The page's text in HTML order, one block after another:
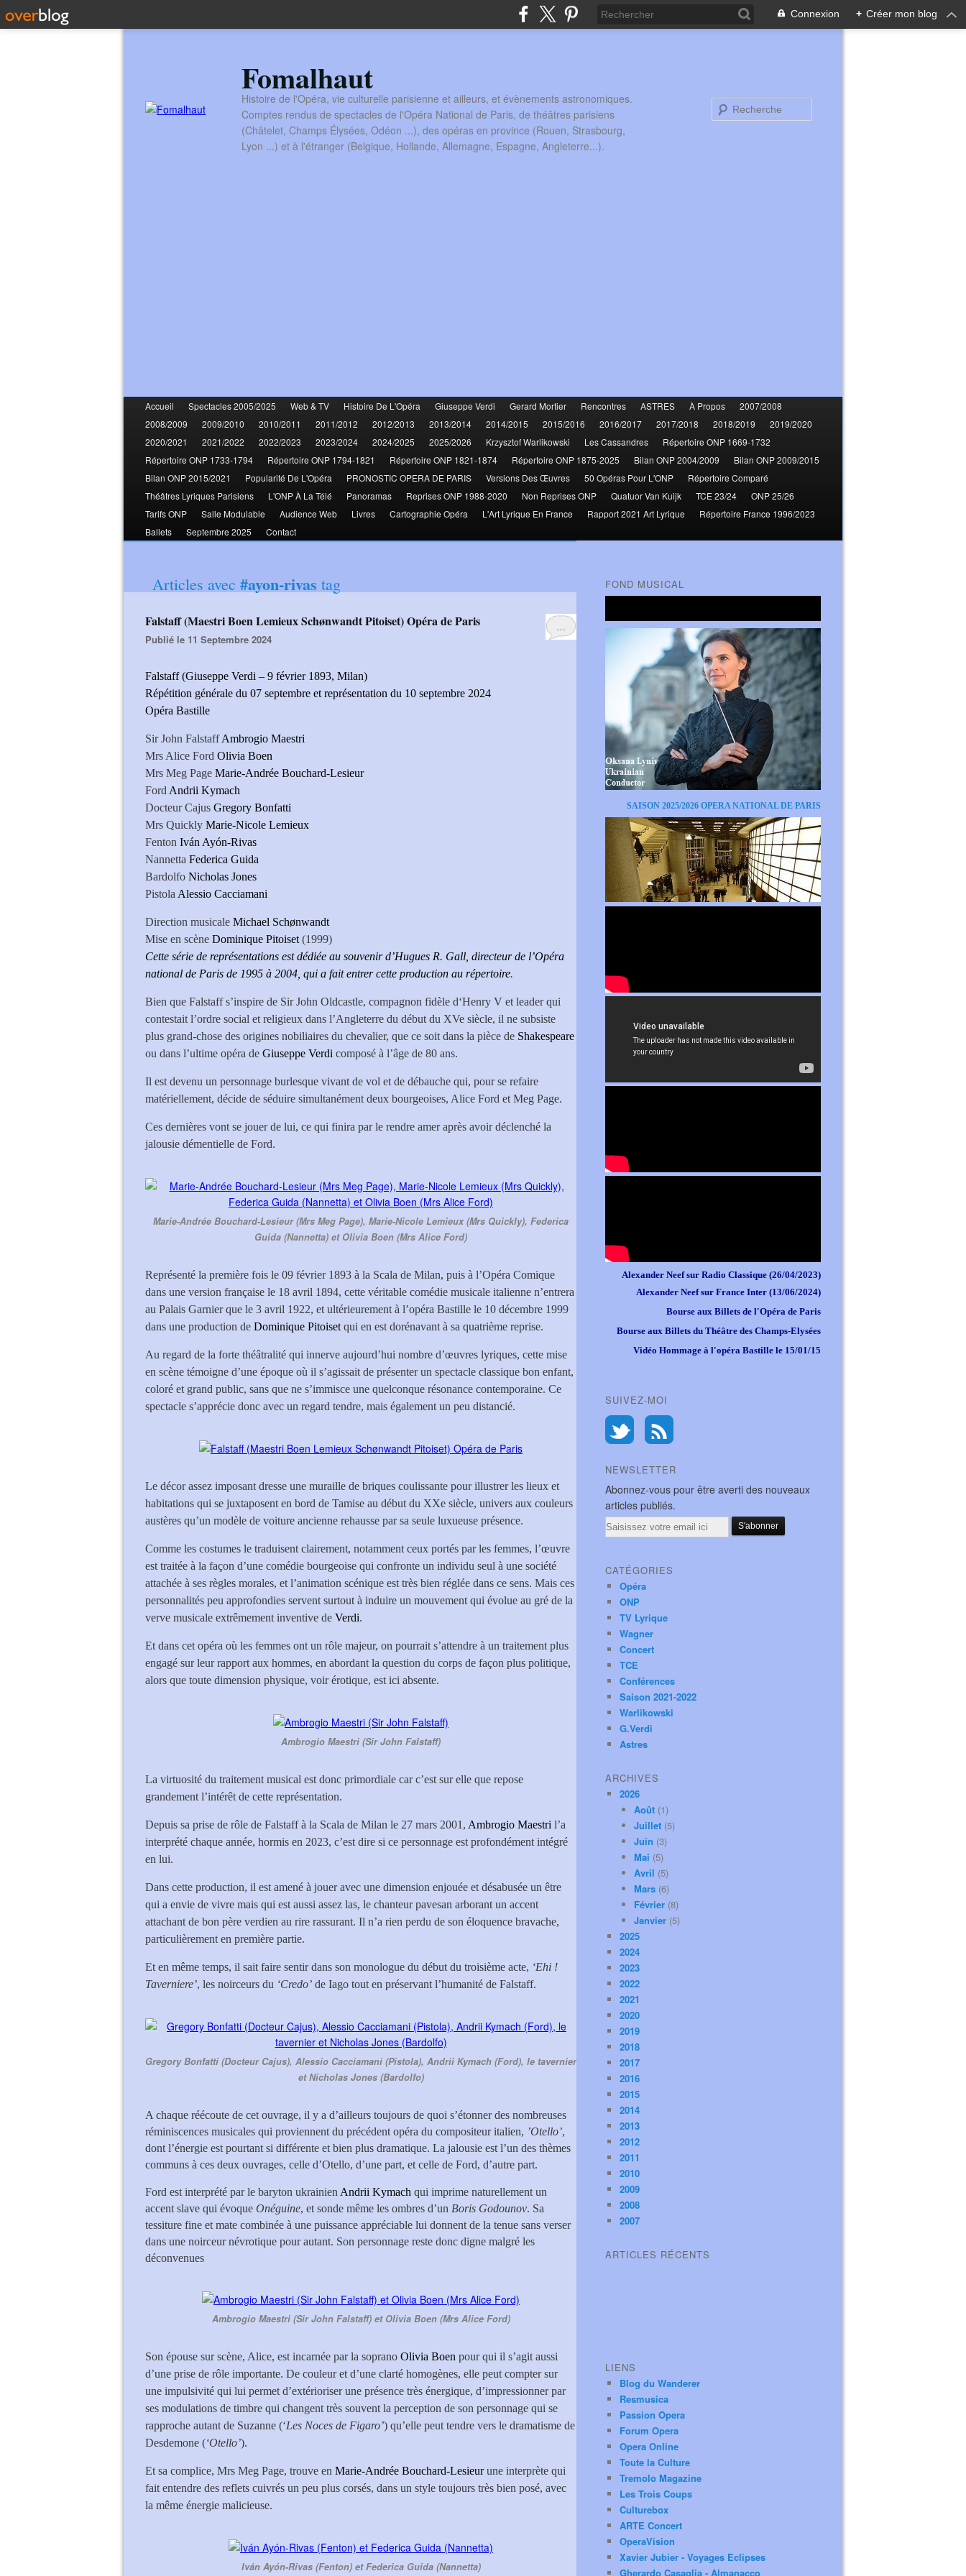
Connexion + Créer mon blog
Fomalhaut
Histoire de l'Opéra, vie culturelle parisienne et ailleurs, et évènements astronomiques.
Comptes rendus de spectacles de l'Opéra National de Paris, de théâtres parisiens
(Châtelet, Champs Élysées, Odéon ...), des opéras en province (Rouen, Strasbourg,
Lyon ...) et à l'étranger (Belgique, Hollande, Allemagne, Espagne, Angleterre...).
Accueil Spectacles 2005/2025 Web & TV Histoire De L'Opéra Giuseppe Verdi Gerard Mortier Rencontres ASTRES À Propos
2007/2008
2008/2009
2009/2010 2010/2011 2011/2012 2012/2013 2013/2014 2014/2015 2015/2016 2016/2017 2017/2018 2018/2019
2019/2020
2020/2021
2021/2022 2022/2023 2023/2024 2024/2025 2025/2026 Krzysztof Warlikowski Les Cassandres
Répertoire ONP 1669-1732
Répertoire ONP 1733-1794
Répertoire ONP 1794-1821 Répertoire ONP 1821-1874 Répertoire ONP 1875-2025 Bilan ONP 2004/2009
Bilan ONP 2009/2015
Bilan ONP 2015/2021
Popularité De L'Opéra PRONOSTIC OPERA DE PARIS Versions Des Œuvres 50 Opéras Pour L'ONP
Répertoire Comparé
Théâtres Lyriques Parisiens
L'ONP À La Télé Panoramas Reprises ONP 1988-2020 Non Reprises ONP Quatuor Van Kuijk TCE 23/24
ONP 25/26
Tarifs ONP
Salle Modulable Audience Web Livres Cartographie Opéra L'Art Lyrique En France Rapport 2021 Art Lyrique
Répertoire France 1996/2023
Ballets
Septembre 2025 Contact
Articles avec #ayon-rivas tag
…
Falstaff (Maestri Boen Lemieux Schønwandt Pitoiset) Opéra de Paris
Publié le 11 Septembre 2024
Falstaff (Giuseppe Verdi – 9 février 1893, Milan)
Répétition générale du 07 septembre et représentation du 10 septembre 2024
Opéra Bastille
Sir John FalstaffAmbrogio Maestri
Mrs Alice Ford Olivia Boen
Mrs Meg Page Marie-Andrée Bouchard-Lesieur
Ford Andrii Kymach
Docteur Cajus Gregory Bonfatti
Mrs Quickly Marie-Nicole Lemieux
Fenton Iván Ayón-Rivas
Nannetta Federica Guida
Bardolfo Nicholas Jones
Pistola Alessio Cacciamani
Direction musicale Michael Schønwandt
Mise en scène Dominique Pitoiset (1999)
Cette série de représentations est dédiée au souvenir d’Hugues R. Gall, directeur de l’Opéra
national de Paris de 1995 à 2004, qui a fait entrer cette production au répertoire.
Bien que Falstaff s’inspire de Sir John Oldcastle, compagnon fidèle d‘Henry V et leader qui
contestait l’ordre social et religieux dans l’Angleterre du début du XVe siècle, il ne subsiste
plus grand-chose des origines nobiliaires du chevalier, que ce soit dans la pièce de Shakespeare
ou dans l’ultime opéra de Giuseppe Verdi composé à l’âge de 80 ans.
Il est devenu un personnage burlesque vivant de vol et de débauche qui, pour se refaire
matériellement, décide de séduire simultanément deux bourgeoises, Alice Ford et Meg Page.
Ces dernières vont se jouer de lui, ce qui finira par le rendre amer après avoir déclenché la
jalousie démentielle de Ford.
Marie-Andrée Bouchard-Lesieur (Mrs Meg Page), Marie-Nicole Lemieux (Mrs Quickly), Federica
Guida (Nannetta) et Olivia Boen (Mrs Alice Ford)
Représenté la première fois le 09 février 1893 à la Scala de Milan, puis à l’Opéra Comique
dans une version française le 18 avril 1894, cette véritable comédie musicale italienne n’entrera
au Palais Garnier que le 3 avril 1922, et ultérieurement à l’opéra Bastille le 10 décembre 1999
dans une production de Dominique Pitoiset qui en est dorénavant à sa quatrième reprise.
Au regard de la forte théâtralité qui innerve aujourd’hui nombre d’œuvres lyriques, cette mise
en scène témoigne d’une époque où il s’agissait de présenter un spectacle classique bon enfant,
coloré et grand public, sans que ne s’immisce une quelconque résonance contemporaine. Ce
spectacle s’apprécie donc avec un regard tendre, mais également un peu distancié.
Le décor assez imposant dresse une muraille de briques coulissante pour illustrer les lieux et
habitations qui se juxtaposent en bord de Tamise au début du XXe siècle, univers aux couleurs
austères qu’un modèle de voiture ancienne rehausse par sa seule luxueuse présence.
Comme les costumes le traduisent clairement, notamment ceux portés par les femmes, l’œuvre
est traitée à la façon d’une comédie bourgeoise qui confronte un individu seul à une société
attachée à ses règles morales, et l’animation scénique est très bien réglée dans ce sens. Mais ces
personnalités peu approfondies servent surtout à induire un mouvement qui évolue au gré de la
verve musicale extrêmement inventive de Verdi.
Et dans cet opéra où les femmes ont un rôle majeur, on pourrait s’attendre à un traitement plus
engagé sur leur rapport aux hommes, en abordant la question du corps de façon plus politique,
alors que toute dimension physique, voir érotique, est ici absente.
Ambrogio Maestri (Sir John Falstaff)
La virtuosité du traitement musical est donc primordiale car c’est sur elle que repose
grandement l’intérêt de cette représentation.
Depuis sa prise de rôle de Falstaff à la Scala de Milan le 27 mars 2001, Ambrogio Maestri l’a
interprété chaque année, hormis en 2023, c’est dire si ce personnage est profondément intégré
en lui.
Dans cette production, il est amené à jouer avec une dimension enjouée et désabusée un être
qui a envie de vivre mais qui est aussi assez las, le chanteur pavesan arborant un accent
attachant de bon père verdien au rire rassurant. Il n’a rien perdu de son éloquence bravache,
particulièrement en première partie.
Et en même temps, il sait faire sentir dans son monologue du début du troisième acte, ‘Ehi !
Taverniere’, les noirceurs du ‘Credo’ de Iago tout en préservant l’humanité de Falstaff.
Gregory Bonfatti (Docteur Cajus), Alessio Cacciamani (Pistola), Andrii Kymach (Ford), le tavernier
et Nicholas Jones (Bardolfo)
A chaque réécoute de cet ouvrage, il y a d’ailleurs toujours de quoi s’étonner des nombreuses
réminiscences musicales qui proviennent du précédent opéra du compositeur italien, ’Otello’,
dont l’énergie est pourtant si différente et bien plus dramatique. La jalousie est l’un des thèmes
communs à ces deux ouvrages, celle d’Otello, d’une part, et celle de Ford, d’autre part.
Ford est interprété par le baryton ukrainien Andrii Kymach qui imprime naturellement un
accent slave qui évoque Onéguine, et sonde même les ombres d’un Boris Godounov. Sa
tessiture fine et mate combinée à une puissance appréciable lui donnent de la tenue sans verser
dans une noirceur névrotique pour autant. Son personnage reste donc digne malgré les
déconvenues
Ambrogio Maestri (Sir John Falstaff) et Olivia Boen (Mrs Alice Ford)
Son épouse sur scène, Alice, est incarnée par la soprano Olivia Boen pour qui il s’agit aussi
d’une prise de rôle importante. De couleur et d’une clarté homogènes, elle peut compter sur
une impulsivité qui lui permet d’extérioriser une présence très énergique, d’impressionner par
ses modulations de timbre qui changent très souvent la perception de son personnage qui se
rapproche autant de Suzanne (‘Les Noces de Figaro’) qu’elle peut tendre vers le dramatisme de
Desdemone (‘Otello’).
Et sa complice, Mrs Meg Page, trouve en Marie-Andrée Bouchard-Lesieurune interprète qui
fait entendre des reflets cuivrés un peu plus corsés, dans un style toujours très bien posé, avec
la même énergie malicieuse.
Iván Ayón-Rivas (Fenton) et Federica Guida (Nannetta)
FOND MUSICAL
SAISON 2025/2026 OPERA NATIONAL DE PARIS
Alexander Neef sur Radio Classique (26/04/2023)
Alexander Neef sur France Inter (13/06/2024)
Bourse aux Billets de l'Opéra de Paris
Bourse aux Billets du Théâtre des Champs-Elysées
Vidéo Hommage à l'opéra Bastille le 15/01/15
SUIVEZ-MOI
NEWSLETTER
Abonnez-vous pour être averti des nouveaux
articles publiés.
Email
CATÉGORIES
Opéra
ONP
TV Lyrique
Wagner
Concert
TCE
Conférences
Saison 2021-2022
Warlikowski
G.Verdi
Astres
ARCHIVES
2026
Août (1)
Juillet (5)
Juin (3)
Mai (5)
Avril (5)
Mars (6)
Février (8)
Janvier (5)
2025
2024
2023
2022
2021
2020
2019
2018
2017
2016
2015
2014
2013
2012
2011
2010
2009
2008
2007
ARTICLES RÉCENTS
LIENS
Blog du Wanderer
Resmusica
Passion Opera
Forum Opera
Opera Online
Toute la Culture
Tremolo Magazine
Les Trois Coups
Culturebox
ARTE Concert
OperaVision
Xavier Jubier - Voyages Eclipses
Gherardo Casaglia - Almanacco